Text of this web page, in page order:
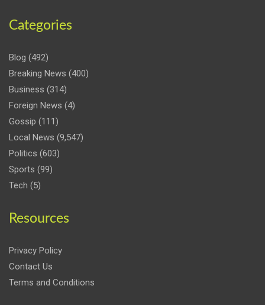
Categories
Blog (492)
Breaking News (400)
Business (314)
Foreign News (4)
Gossip (111)
Local News (9,547)
Politics (603)
Sports (99)
Tech (5)
Resources
Privacy Policy
Contact Us
Terms and Conditions